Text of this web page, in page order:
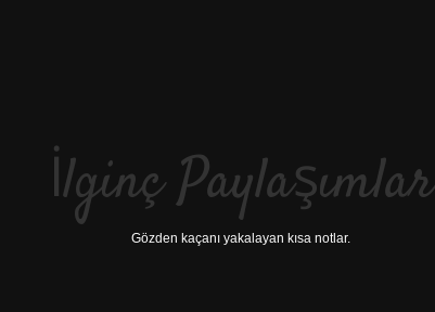
İlginç Paylaşımlar
Gözden kaçanı yakalayan kısa notlar.